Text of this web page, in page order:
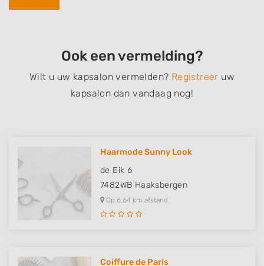
Ook een vermelding?
Wilt u uw kapsalon vermelden? Registreer uw
kapsalon dan vandaag nog!
Haarmode Sunny Look
de Eik 6
7482WB Haaksbergen
Op 6,64 km afstand
Coiffure de Paris